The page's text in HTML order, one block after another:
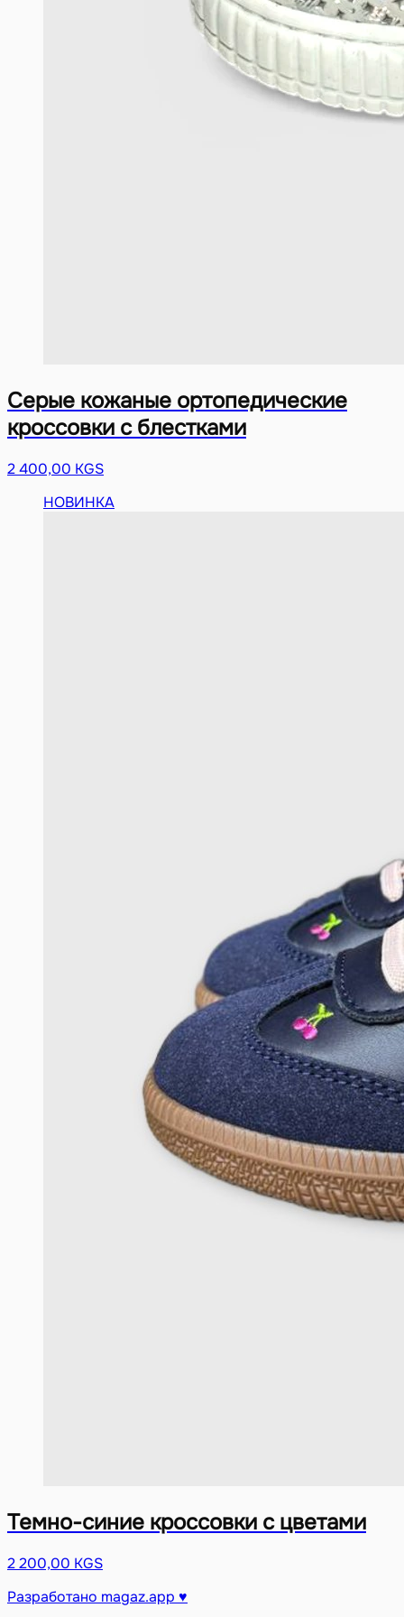
Серые кожаные ортопедические
кроссовки с блестками
2 400,00 KGS
НОВИНКА
Темно-синие кроссовки с цветами
2 200,00 KGS
Разработано magaz.app ♥︎